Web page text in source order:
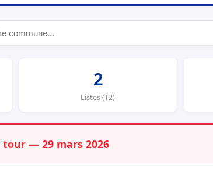
2
Listes (T2)
tour — 29 mars 2026